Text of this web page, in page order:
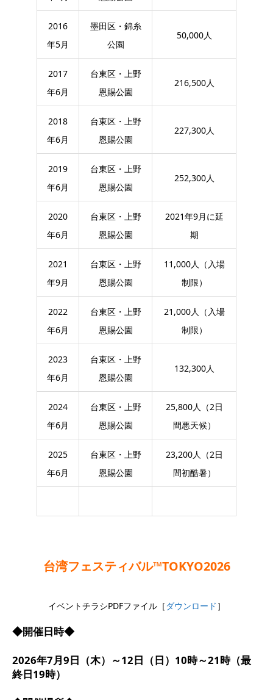
2016
年5月
墨田区・錦糸
公園
50,000人
2017
年6月
台東区・上野
恩賜公園
216,500人
2018
年6月
台東区・上野
恩賜公園
227,300人
2019
年6月
台東区・上野
恩賜公園
252,300人
2020
年6月
台東区・上野
恩賜公園
2021年9月に延
期
2021
年9月
台東区・上野
恩賜公園
11,000人（入場
制限）
2022
年6月
台東区・上野
恩賜公園
21,000人（入場
制限）
2023
年6月
台東区・上野
恩賜公園
132,300人
2024
年6月
台東区・上野
恩賜公園
25,800人（2日
間悪天候）
2025
年6月
台東区・上野
恩賜公園
23,200人（2日
間初酷暑）
台湾フェスティバル™TOKYO2026
イベントチラシPDFファイル［ ダウンロード ］
◆開催日時◆
2026年7月9日（木）～12日（日）10時～21時（最
終日19時）